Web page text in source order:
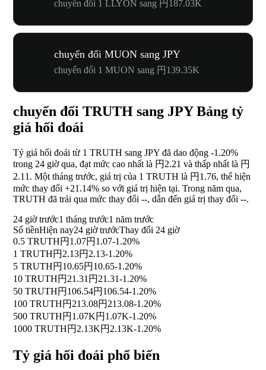
chuyển đổi 1 LLYON sang 円187.03K
chuyển đổi MUON sang JPY
chuyển đổi 1 MUON sang 円139.35K
chuyển đổi TRUTH sang JPY Bảng tỷ
giá hối đoái
Tỷ giá hối đoái từ 1 TRUTH sang JPY đã dao động -1.20%
trong 24 giờ qua, đạt mức cao nhất là 円2.21 và thấp nhất là 円
2.11. Một tháng trước, giá trị của 1 TRUTH là 円1.76, thể hiện
mức thay đổi +21.14% so với giá trị hiện tại. Trong năm qua,
TRUTH đã trải qua mức thay đổi --, dẫn đến giá trị thay đổi --.
24 giờ trước1 tháng trước1 năm trước
Số tiềnHiện nay24 giờ trướcThay đổi 24 giờ
0.5 TRUTH円1.07円1.07-1.20%
1 TRUTH円2.13円2.13-1.20%
5 TRUTH円10.65円10.65-1.20%
10 TRUTH円21.31 円21.31-1.20%
50 TRUTH円106.54円106.54-1.20%
100 TRUTH円213.08円213.08-1.20%
500 TRUTH円1.07K円1.07K-1.20%
1000 TRUTH円2.13K円2.13K-1.20%
Tỷ giá hối đoái phổ biến